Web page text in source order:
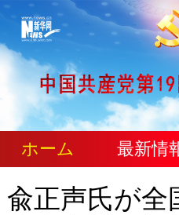
ホーム 最新情
兪正声氏が全